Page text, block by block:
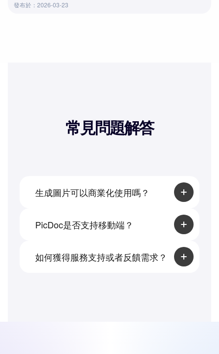
發布於：2026-03-23
常見問題解答
生成圖片可以商業化使用嗎？
使用。
PicDoc是否支持移動端？
端使用。
如何獲得服務支持或者反饋需求？